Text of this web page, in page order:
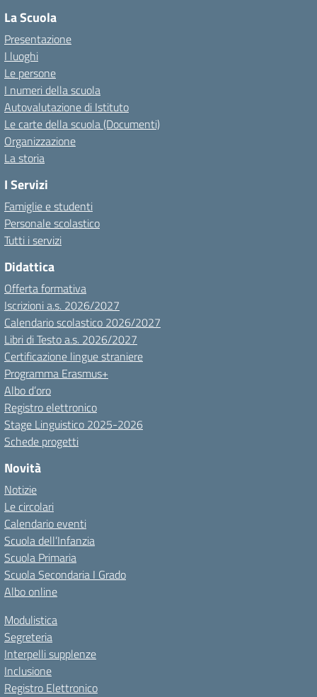
La Scuola
Presentazione
I luoghi
Le persone
I numeri della scuola
Autovalutazione di Istituto
Le carte della scuola (Documenti)
Organizzazione
La storia
I Servizi
Famiglie e studenti
Personale scolastico
Tutti i servizi
Didattica
Offerta formativa
Iscrizioni a.s. 2026/2027
Calendario scolastico 2026/2027
Libri di Testo a.s. 2026/2027
Certificazione lingue straniere
Programma Erasmus+
Albo d’oro
Registro elettronico
Stage Linguistico 2025-2026
Schede progetti
Novità
Notizie
Le circolari
Calendario eventi
Scuola dell’Infanzia
Scuola Primaria
Scuola Secondaria I Grado
Albo online
Modulistica
Segreteria
Interpelli supplenze
Inclusione
Registro Elettronico